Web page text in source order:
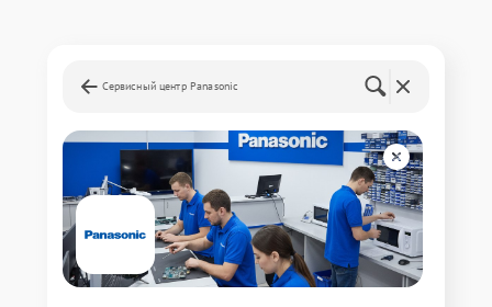
Сервисный центр Panasonic